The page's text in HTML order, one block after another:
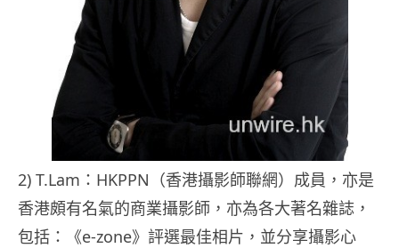
2) T.Lam：HKPPN（香港攝影師聯網）成員，亦是
香港頗有名氣的商業攝影師，亦為各大著名雜誌，
包括：《e-zone》評選最佳相片，並分享攝影心